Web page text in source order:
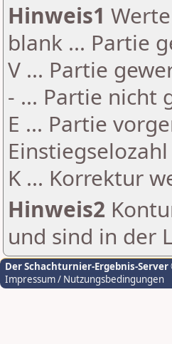
Hinweis1
blank ... Partie
V ... Partie
- ... Partie nicht
E ... Partie
K ... Korrektur
Hinweis2
und sind in der
Der Schachturnier-Ergebnis-Server
Impressum / Nutzungsbedingungen